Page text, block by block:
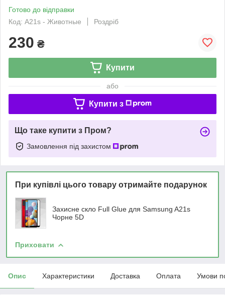
Готово до відправки
Код: A21s - Животные
Роздріб
230 ₴
Купити
або
Купити з
Що таке купити з Пром?
Замовлення під захистом
При купівлі цього товару отримайте подарунок
Захисне скло Full Glue для Samsung A21s
Чорне 5D
Приховати
Опис Характеристики Доставка Оплата Умови